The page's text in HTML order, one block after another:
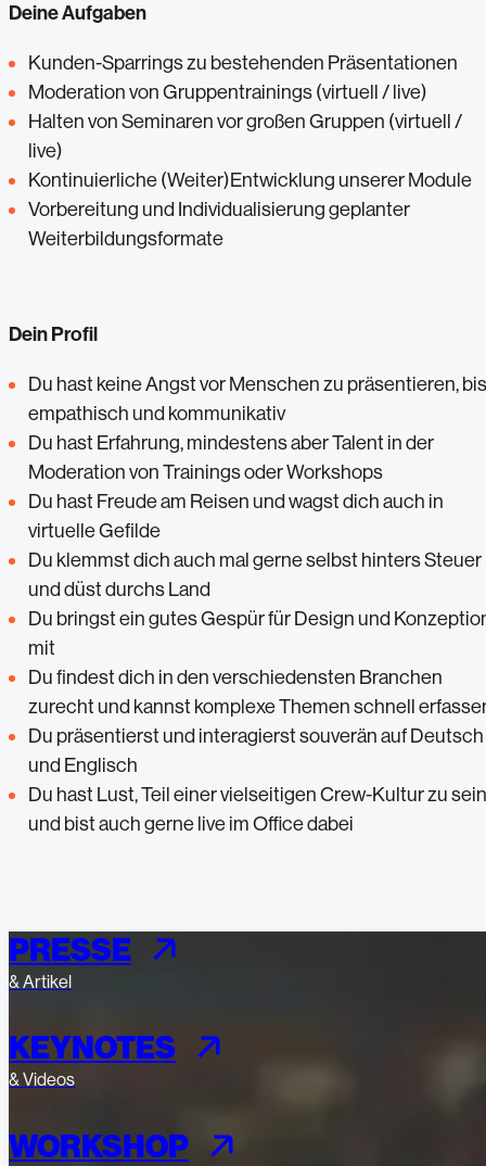
Deine Aufgaben
Kunden-Sparrings zu bestehenden Präsentationen
Moderation von Gruppentrainings (virtuell / live)
Halten von Seminaren vor großen Gruppen (virtuell /
live)
Kontinuierliche (Weiter)Entwicklung unserer Module
Vorbereitung und Individualisierung geplanter
Weiterbildungsformate
Dein Profil
Du hast keine Angst vor Menschen zu präsentieren,
empathisch und kommunikativ
Du hast Erfahrung, mindestens aber Talent in der
Moderation von Trainings oder Workshops
Du hast Freude am Reisen und wagst dich auch in
virtuelle Gefilde
Du klemmst dich auch mal gerne selbst hinters Steuer
und düst durchs Land
Du bringst ein gutes Gespür für Design und
mit
Du findest dich in den verschiedensten Branchen
zurecht und kannst komplexe Themen schnell
Du präsentierst und interagierst souverän auf Deutsch
und Englisch
Du hast Lust, Teil einer vielseitigen Crew-Kultur zu
und bist auch gerne live im Office dabei
PRESSE
& Artikel
KEYNOTES
& Videos
WORKSHOP